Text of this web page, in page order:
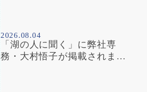
2026.08.04
「湖の人に聞く」に弊社専
務・大村悟子が掲載されまし